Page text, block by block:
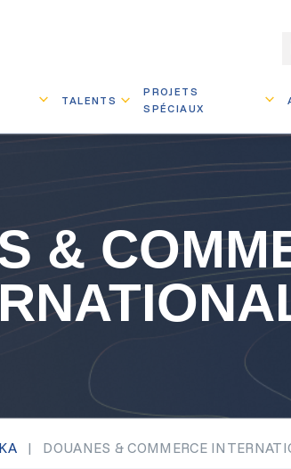
TALENTS
PROJETS
SPÉCIAUX
&
| DOUANES & COMMERCE